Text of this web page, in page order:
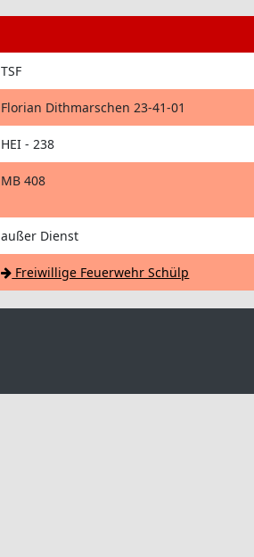
TSF
Florian Dithmarschen 23-41-01
HEI - 238
MB 408
außer Dienst
Freiwillige Feuerwehr Schülp